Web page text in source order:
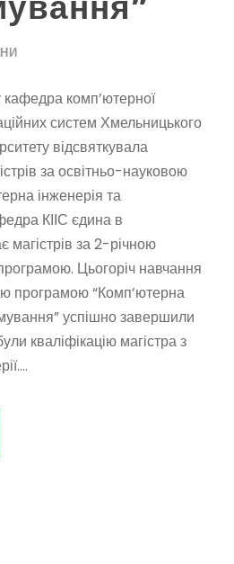
комп’ютерної
систем Хмельницького
відсвяткувала
за освітньо-науковою
інженерія та
КІІС єдина в
магістрів за 2-річною
Цьогоріч навчання
програмою “Комп’ютерна
успішно завершили
кваліфікацію магістра з